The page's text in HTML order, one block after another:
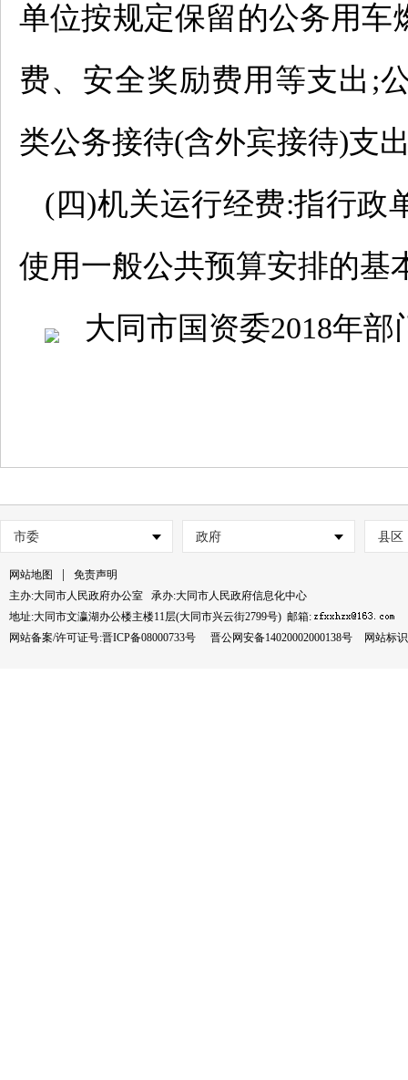
单位按规定保留的公务用
费、安全奖励费用等支出;
类公务接待(含外宾接待)支
(四)机关运行经费:指行政
使用一般公共预算安排的基
大同市国资委2018年部
市委 政府 县区
网站地图
免责声明
主办:大同市人民政府办公室 承办:大同市人民政府信息化中心
地址:大同市文瀛湖办公楼主楼11层(大同市兴云街2799号) 邮箱:
网站备案/许可证号:晋ICP备08000733号
晋公网安备14020002000138号 网站标